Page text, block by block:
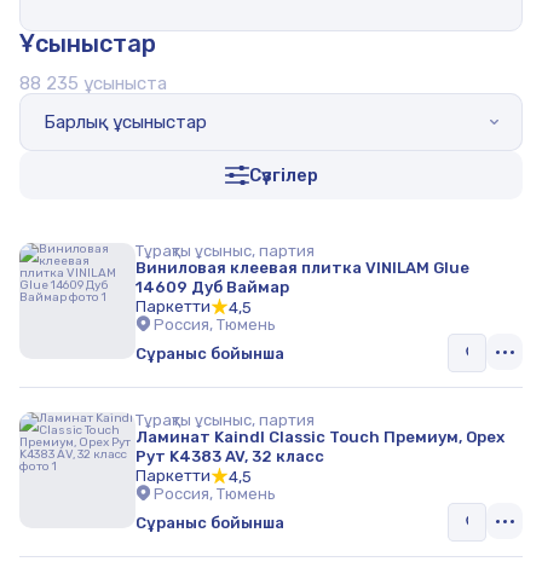
Водоснабжение и сантехника
Отопление
Вентиляция
Окна, двери и лестницы
Защита и спецодежда
Хранение и уборка
Другое
Дачные товары
Стройматериалы
Ұсыныстар
Барлық ұсыныстар
Сүзгілер
88 235 ұсыныста
Тұрақты ұсыныс, партия
Виниловая клеевая плитка VINILAM Glue
14609 Дуб Ваймар
Паркетти
4,5
Россия, Тюмень
Сұраныс бойынша
Тұрақты ұсыныс, партия
Ламинат Kaindl Classic Touch Премиум, Орех
Рут K4383 AV, 32 класс
Паркетти
4,5
Россия, Тюмень
Сұраныс бойынша